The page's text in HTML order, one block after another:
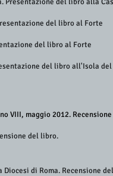
del libro al Forte
del libro al Forte
del libro all'Isola del
VIII, maggio 2012.
del libro.
di Roma. Recensione del